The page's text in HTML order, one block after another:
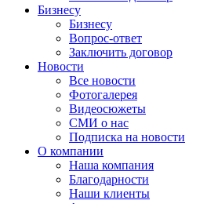
Бизнесу
Бизнесу
Вопрос-ответ
Заключить договор
Новости
Все новости
Фотогалерея
Видеосюжеты
СМИ о нас
Подписка на новости
О компании
Наша компания
Благодарности
Наши клиенты